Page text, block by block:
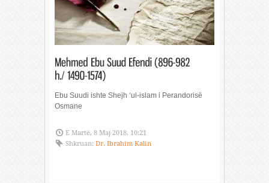
Ebu Suudi ishte Shejh ‘ul-islam i Perandorisë
Osmane
E Martë, 8 Maj 2018, 10:21
Shkruan: Dr. Ibrahim Kalin